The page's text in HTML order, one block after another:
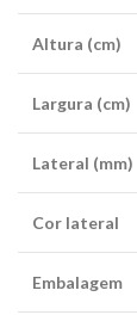
Altura (cm)
Largura (cm)
Lateral (mm)
Cor lateral
Embalagem